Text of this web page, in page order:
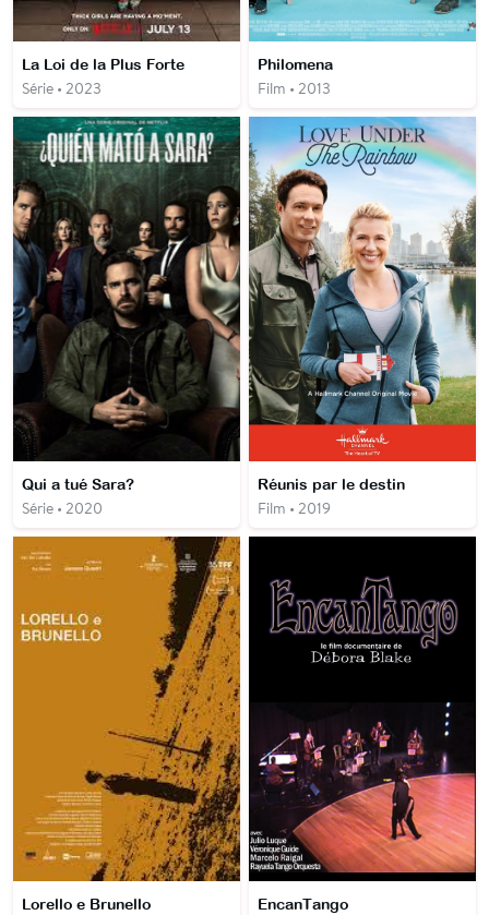
La Loi de la Plus Forte
Série • 2023
Philomena
Film • 2013
Qui a tué Sara?
Série • 2020
Réunis par le destin
Film • 2019
Lorello e Brunello EncanTango